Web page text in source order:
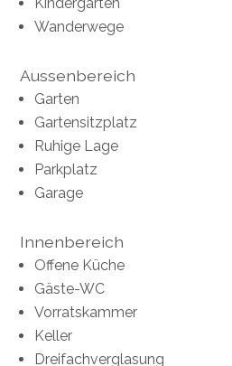
Wanderwege
Aussenbereich
Garten
Gartensitzplatz
Ruhige Lage
Parkplatz
Garage
Innenbereich
Offene Küche
Gäste-WC
Vorratskammer
Keller
Dreifachverglasung